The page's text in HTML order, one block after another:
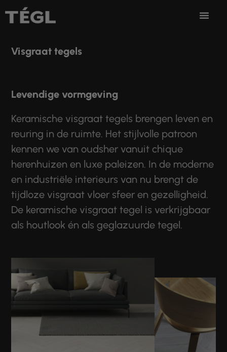
Ga naar de inhoud
Visgraat tegels
Levendige vormgeving
Keramische visgraat tegels brengen leven en
reuring in de ruimte. Het stijlvolle patroon
kennen we van oudsher vanuit chique
herenhuizen en luxe paleizen. In de moderne
en industriële interieurs van nu brengt de
tijdloze visgraat vloer sfeer en gezelligheid.
De keramische visgraat tegel is verkrijgbaar
als houtlook én als geglazuurde tegel.